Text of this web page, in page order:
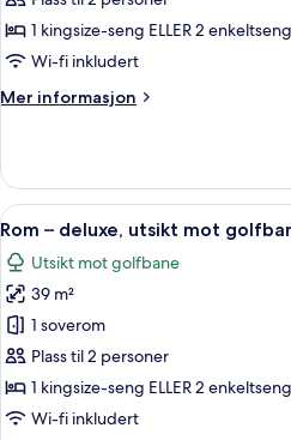
signature,
utsikt
golfbane
1 kingsize-seng ELLER 2
Wi-fi inkludert
Mer informasjon
Mer
–
signature,
utsikt
golfbane
Åpne
alle
bildene
av
Rom
–
deluxe,
utsikt
6
Rom – deluxe, utsikt mot
Utsikt mot golfbane
39 m²
1 soverom
Plass til 2 personer
1 kingsize-seng ELLER 2
Wi-fi inkludert